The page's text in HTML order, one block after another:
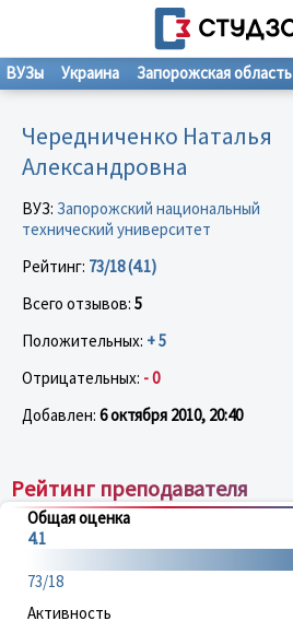
ВУЗы Украина Запорожская область
Чередниченко Наталья
Александровна
ВУЗ: Запорожский национальный
технический университет
Рейтинг: 73/18 (4.1)
Всего отзывов: 5
Положительных: + 5
Отрицательных: - 0
Добавлен: 6 октября 2010, 20:40
Рейтинг преподавателя
Общая оценка
4.1
73/18
Активность